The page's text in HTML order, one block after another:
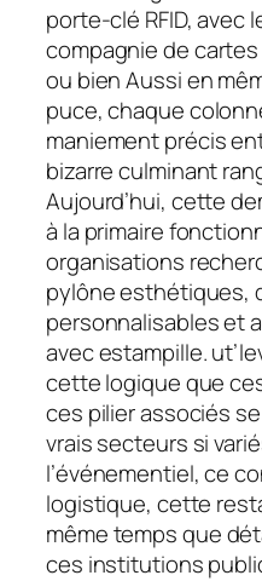
porte-clé RFID, avec
compagnie de
ou bien Aussi en
puce, chaque
maniement précis
bizarre culminant
Aujourd’hui, cette
à la primaire
organisations
pylône esthétiques,
personnalisables et
avec estampille.
cette logique que
ces pilier associés
vrais secteurs si
l’événementiel, ce
logistique, cette
même temps que
ces institutions